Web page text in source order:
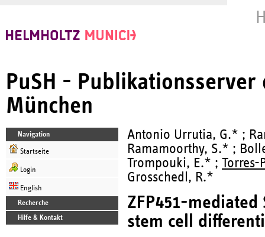
PuSH -
München
Navigation
Startseite
Login
English
Recherche
Hilfe & Kontakt
Antonio Urrutia, G.* ;
Ramamoorthy, S.* ;
Trompouki, E.* ; Torres-
Grosschedl, R.*
ZFP451-mediated
stem cell